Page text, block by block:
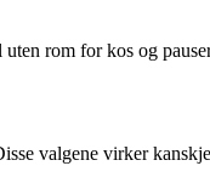
rom for kos og
valgene virker